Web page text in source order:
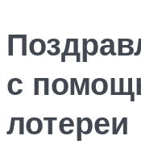
с
лотереи